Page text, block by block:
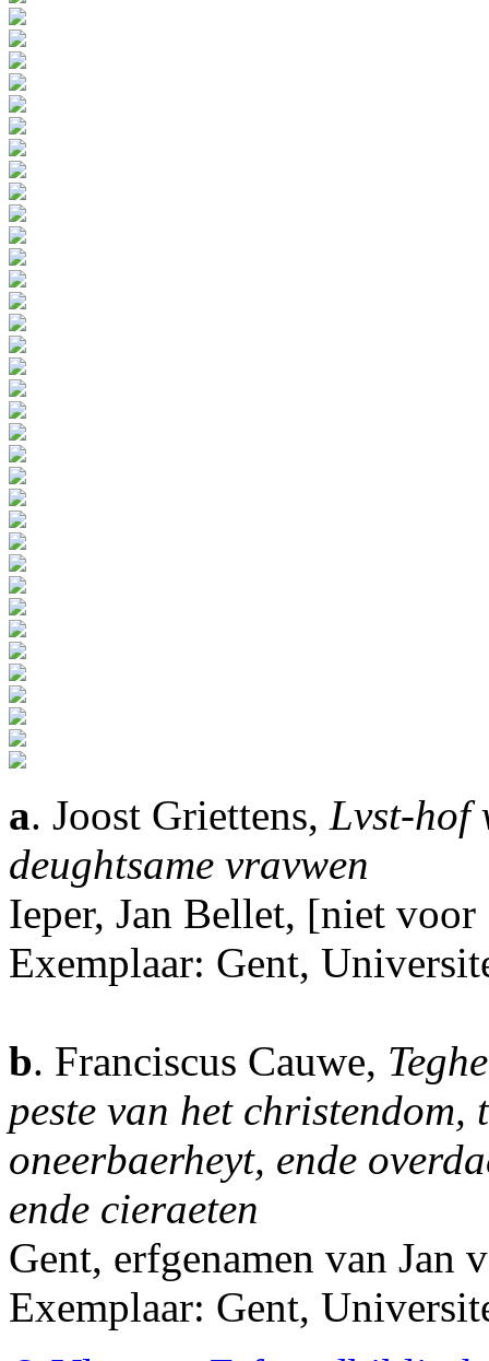
a. Joost Griettens, Lvst-hof
deughtsame vravwen
Ieper, Jan Bellet, [niet
Exemplaar: Gent,
b. Franciscus Cauwe,
peste van het christendom,
oneerbaerheyt, ende
ende cieraeten
Gent, erfgenamen van Jan
Exemplaar: Gent,